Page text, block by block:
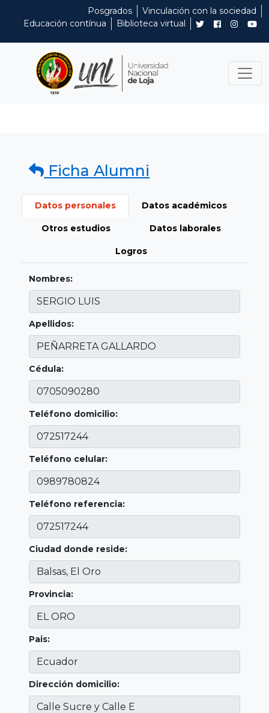
Posgrados
Vinculación con la sociedad
Educación contínua
Biblioteca virtual
Ficha Alumni
Datos personales Datos académicos
Otros estudios Datos laborales
Logros
Nombres:
Apellidos:
Cédula:
Teléfono domicilio:
Teléfono celular:
Teléfono referencia:
Ciudad donde reside:
Provincia:
Pais:
Dirección domicilio: